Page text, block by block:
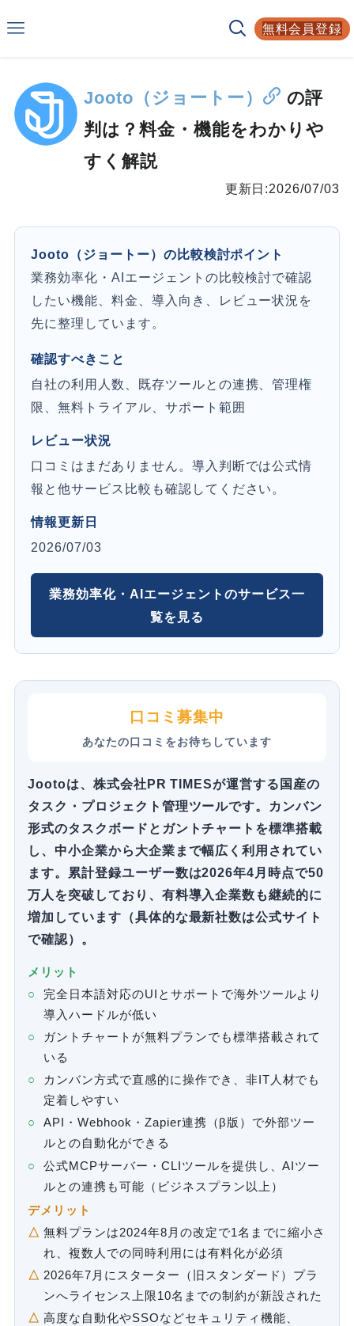
無料会員登録
Jooto（ジョートー）
の評
判は？料金・機能をわかりや
すく解説
更新日:2026/07/03
Jooto（ジョートー）の比較検討ポイント
業務効率化・AIエージェントの比較検討で確認
したい機能、料金、導入向き、レビュー状況を
先に整理しています。
確認すべきこと
自社の利用人数、既存ツールとの連携、管理権
限、無料トライアル、サポート範囲
レビュー状況
口コミはまだありません。導入判断では公式情
報と他サービス比較も確認してください。
情報更新日
2026/07/03
業務効率化・AIエージェントのサービス一
覧を見る
口コミ募集中
あなたの口コミをお待ちしています
Jootoは、株式会社PR TIMESが運営する国産の
タスク・プロジェクト管理ツールです。カンバン
形式のタスクボードとガントチャートを標準搭載
し、中小企業から大企業まで幅広く利用されてい
ます。累計登録ユーザー数は2026年4月時点で50
万人を突破しており、有料導入企業数も継続的に
増加しています（具体的な最新社数は公式サイト
で確認）。
メリット
完全日本語対応のUIとサポートで海外ツールより
導入ハードルが低い
ガントチャートが無料プランでも標準搭載されて
いる
カンバン方式で直感的に操作でき、非IT人材でも
定着しやすい
API・Webhook・Zapier連携（β版）で外部ツー
ルとの自動化ができる
公式MCPサーバー・CLIツールを提供し、AIツー
ルとの連携も可能（ビジネスプラン以上）
デメリット
無料プランは2024年8月の改定で1名までに縮小さ
れ、複数人での同時利用には有料化が必須
2026年7月にスターター（旧スタンダード）プラ
ンへライセンス上限10名までの制約が新設された
高度な自動化やSSOなどセキュリティ機能、